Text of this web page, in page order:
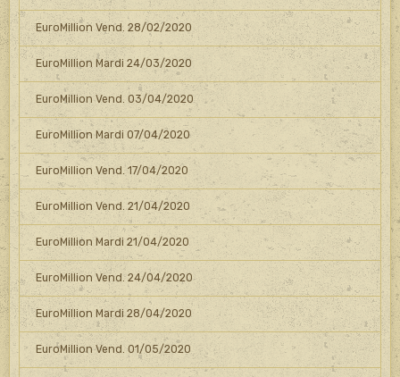
EuroMillion Vend. 28/02/2020
EuroMillion Mardi 24/03/2020
EuroMillion Vend. 03/04/2020
EuroMillion Mardi 07/04/2020
EuroMillion Vend. 17/04/2020
EuroMillion Vend. 21/04/2020
EuroMillion Mardi 21/04/2020
EuroMillion Vend. 24/04/2020
EuroMillion Mardi 28/04/2020
EuroMillion Vend. 01/05/2020